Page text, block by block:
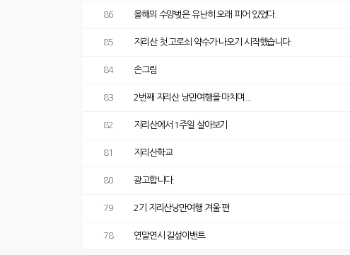
86 올해의 수양벚은 유난히 오래 피어 있었다.
85 지리산 첫 고로쇠 약수가 나오기 시작했습니다.
84 손그림
83 2번째 지리산 낭만여행을 마치며...
82 지리산에서 1주일 살아보기
81 지리산학교
80 광고합니다.
79 2기 지리산낭만여행 겨울 편
78 연말연시 길섶이밴트